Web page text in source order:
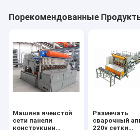
Порекомендованные
Машина ячеистой
сети панели
конструкции
Размечать
сварочный
220v сетки